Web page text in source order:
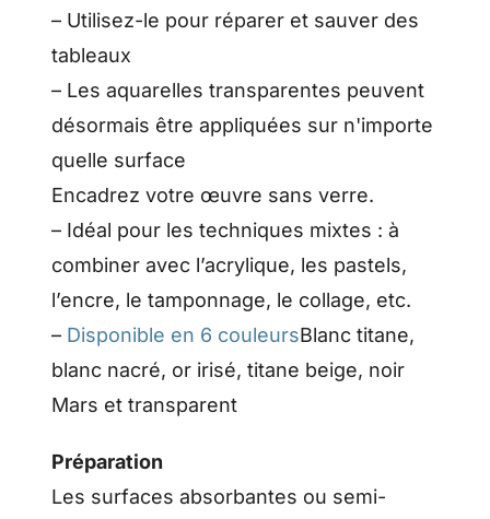
– Utilisez-le pour réparer et sauver des
tableaux
– Les aquarelles transparentes peuvent
désormais être appliquées sur n'importe
quelle surface
Encadrez votre œuvre sans verre.
– Idéal pour les techniques mixtes : à
combiner avec l’acrylique, les pastels,
l’encre, le tamponnage, le collage, etc.
– Disponible en 6 couleursBlanc titane,
blanc nacré, or irisé, titane beige, noir
Mars et transparent
Préparation
Les surfaces absorbantes ou semi-